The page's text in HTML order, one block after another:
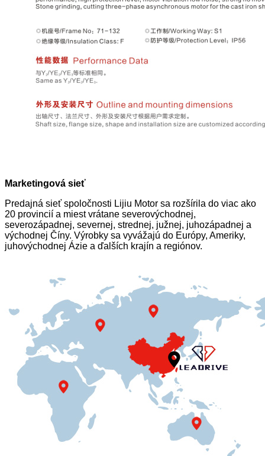
Marketingová sieť
Predajná sieť spoločnosti Lijiu Motor sa rozšírila do viac ako
20 provincií a miest vrátane severovýchodnej,
severozápadnej, severnej, strednej, južnej, juhozápadnej a
východnej Číny. Výrobky sa vyvážajú do Európy, Ameriky,
juhovýchodnej Ázie a ďalších krajín a regiónov.